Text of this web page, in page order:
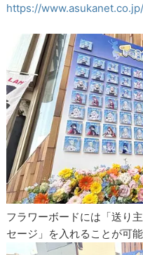
https://
フラワーボードには「送り
セージ」を入れることが可能